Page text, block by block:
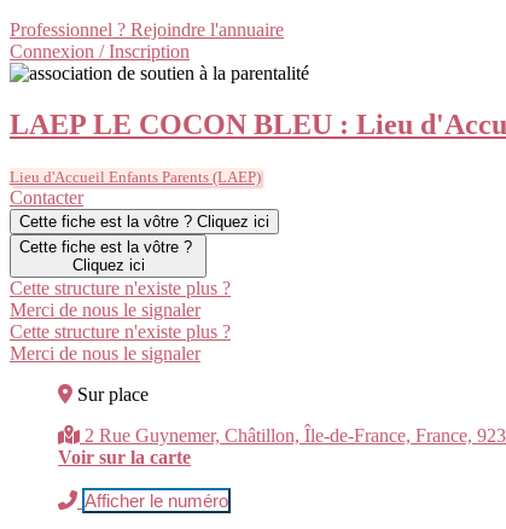
Professionnel ? Rejoindre l'annuaire
Connexion / Inscription
LAEP LE COCON BLEU : Lieu
Lieu d'Accueil Enfants Parents (LAEP)
Contacter
Cette fiche est la vôtre ? Cliquez ici
Cette fiche est la vôtre ?
Cliquez ici
Cette structure n'existe plus ?
Merci de nous le signaler
Cette structure n'existe plus ?
Merci de nous le signaler
Sur place
2 Rue Guynemer, Châtillon, Île-de-France, France,
Voir sur la carte
Afficher le numéro